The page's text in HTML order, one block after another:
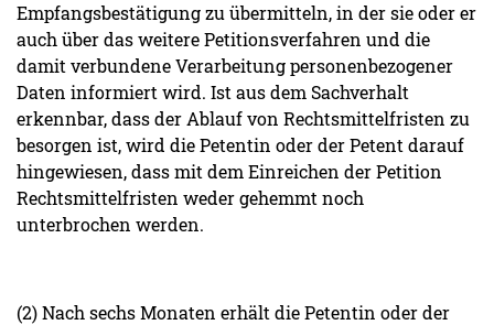
Empfangsbestätigung zu übermitteln, in der sie oder er
auch über das weitere Petitionsverfahren und die
damit verbundene Verarbeitung personenbezogener
Daten informiert wird. Ist aus dem Sachverhalt
erkennbar, dass der Ablauf von Rechtsmittelfristen zu
besorgen ist, wird die Petentin oder der Petent darauf
hingewiesen, dass mit dem Einreichen der Petition
Rechtsmittelfristen weder gehemmt noch
unterbrochen werden.
(2) Nach sechs Monaten erhält die Petentin oder der